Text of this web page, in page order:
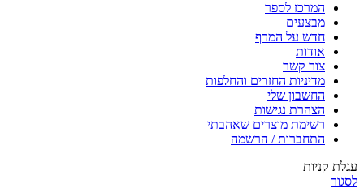
המרכז לספר
מבצעים
חדש על המדף
אודות
צור קשר
מדיניות החזרים והחלפות
החשבון שלי
הצהרת נגישות
רשימת מוצרים שאהבתי
התחברות / הרשמה
עגלת קניות
לסגור